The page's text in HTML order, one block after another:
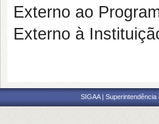
Externo ao
Externo à
SIGAA |